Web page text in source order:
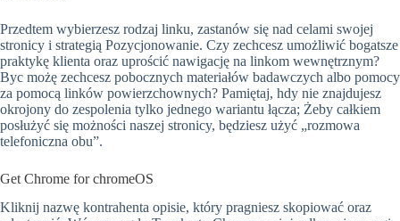
Przedtem wybierzesz rodzaj linku, zastanów się nad celami swojej
stronicy i strategią Pozycjonowanie. Czy zechcesz umożliwić bogatsze
praktykę klienta oraz uprościć nawigację na linkom wewnętrznym?
Byc możę zechcesz pobocznych materiałów badawczych albo pomocy
za pomocą linków powierzchownych? Pamiętaj, hdy nie znajdujesz
okrojony do zespolenia tylko jednego wariantu łącza; Żeby całkiem
posłużyć się możności naszej stronicy, będziesz użyć „rozmowa
telefoniczna obu”.
Get Chrome for chromeOS
Kliknij nazwę kontrahenta opisie, który pragniesz skopiować oraz